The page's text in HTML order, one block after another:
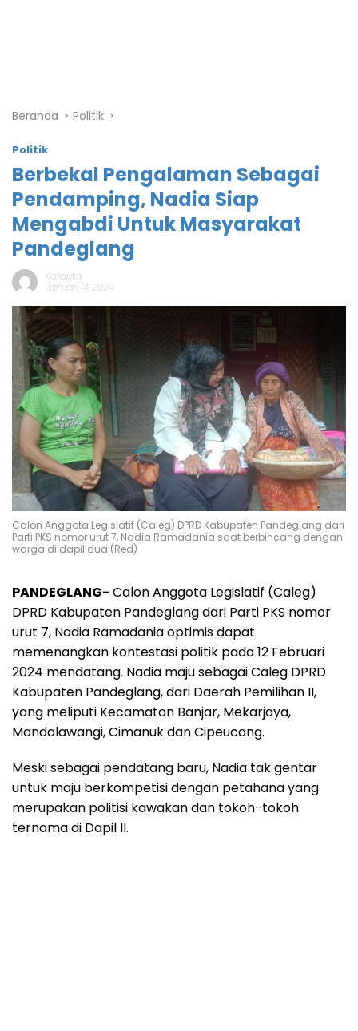
Beranda Politik
Politik
Berbekal Pengalaman Sebagai
Pendamping, Nadia Siap
Mengabdi Untuk Masyarakat
Pandeglang
Katakita
Januari 14, 2024
Calon Anggota Legislatif (Caleg) DPRD Kabupaten Pandeglang dari
Parti PKS nomor urut 7, Nadia Ramadania saat berbincang dengan
warga di dapil dua (Red)
PANDEGLANG- Calon Anggota Legislatif (Caleg)
DPRD Kabupaten Pandeglang dari Parti PKS nomor
urut 7, Nadia Ramadania optimis dapat
memenangkan kontestasi politik pada 12 Februari
2024 mendatang. Nadia maju sebagai Caleg DPRD
Kabupaten Pandeglang, dari Daerah Pemilihan II,
yang meliputi Kecamatan Banjar, Mekarjaya,
Mandalawangi, Cimanuk dan Cipeucang.
Meski sebagai pendatang baru, Nadia tak gentar
untuk maju berkompetisi dengan petahana yang
merupakan politisi kawakan dan tokoh-tokoh
ternama di Dapil II.